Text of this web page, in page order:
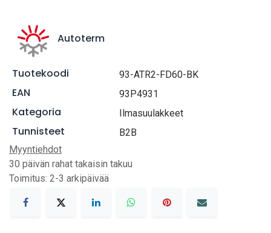
Autoterm
Tuotekoodi 93-ATR2-FD60-BK
EAN 93P4931
Kategoria Ilmasuulakkeet
Tunnisteet
B2B
Myyntiehdot
30 päivän rahat takaisin takuu
Toimitus: 2-3 arkipäivää